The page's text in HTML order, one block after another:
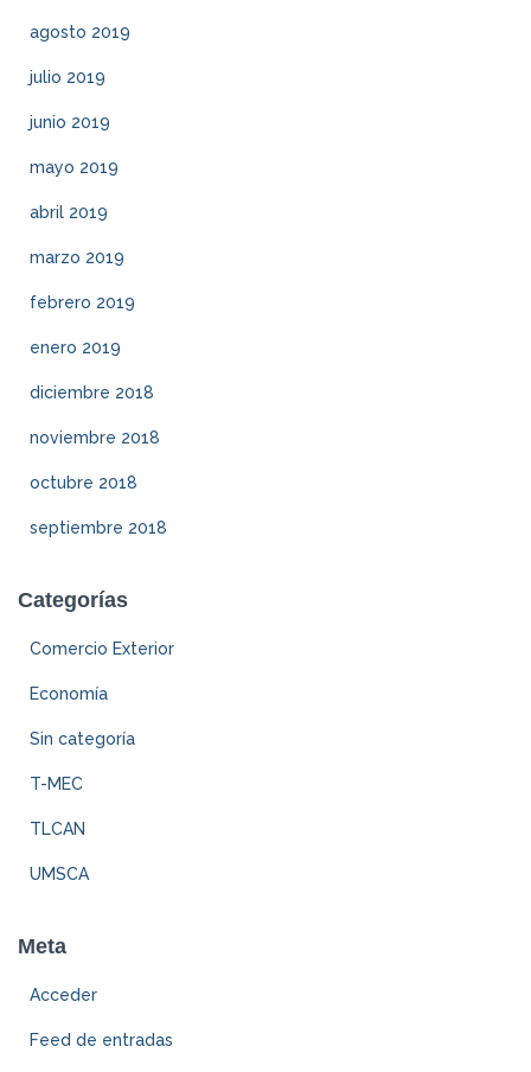
agosto 2019
julio 2019
junio 2019
mayo 2019
abril 2019
marzo 2019
febrero 2019
enero 2019
diciembre 2018
noviembre 2018
octubre 2018
septiembre 2018
Categorías
Comercio Exterior
Economía
Sin categoría
T-MEC
TLCAN
UMSCA
Meta
Acceder
Feed de entradas